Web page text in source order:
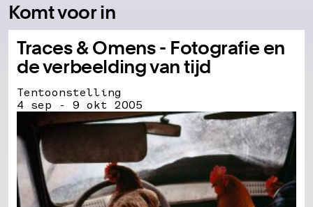
Komt voor in
Traces & Omens - Fotografie en
de verbeelding van tijd
Tentoonstelling
4 sep - 9 okt 2005